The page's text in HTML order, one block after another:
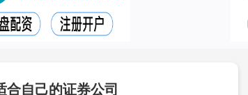
合自己的证券公司